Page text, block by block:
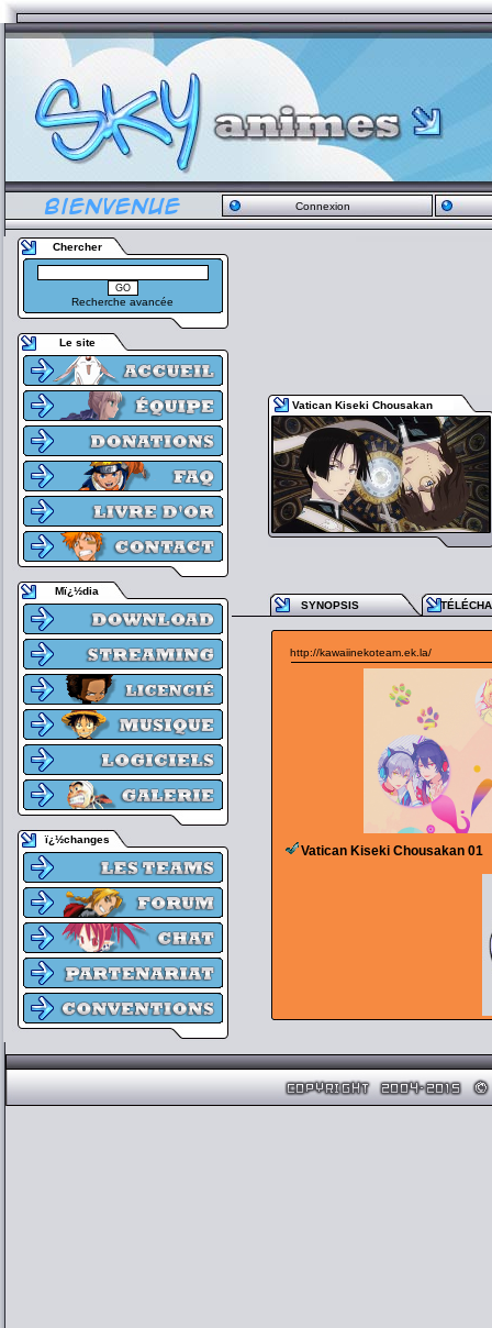
Connexion
Chercher
Recherche avancée
Le site
Mï¿½dia
ï¿½changes
Vatican Kiseki Chousakan
SYNOPSIS
http://kawaiinekoteam.ek.la/
Vatican Kiseki Chousakan 01